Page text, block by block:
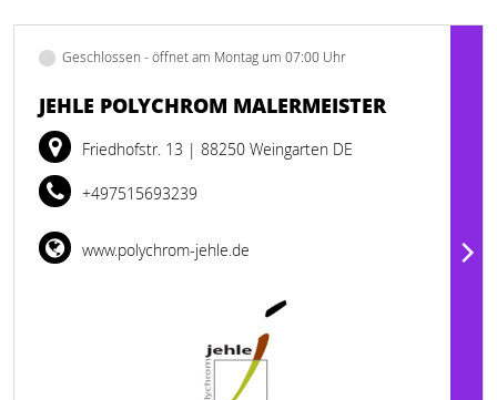
Geschlossen - öffnet am Montag um 07:00 Uhr
JEHLE POLYCHROM MALERMEISTER
Friedhofstr. 13 | 88250 Weingarten DE
+497515693239
www.polychrom-jehle.de